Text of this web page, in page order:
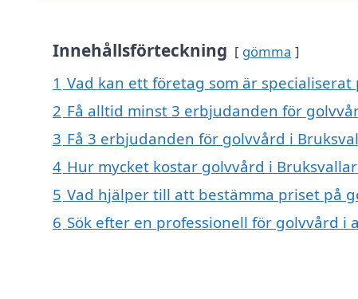
Innehållsförteckning gömma
1 Vad kan ett företag som är
2 Få alltid minst 3 erbjudanden för
3 Få 3 erbjudanden för golvvård i
4 Hur mycket kostar golvvård i
5 Vad hjälper till att bestämma priset på
6 Sök efter en professionell för golvvård i